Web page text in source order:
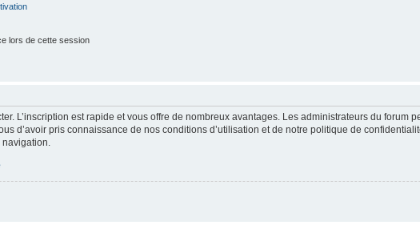
lors de cette session
L’inscription est rapide et vous offre de nombreux avantages. Les administrateurs du forum
d’avoir pris connaissance de nos conditions d’utilisation et de notre politique de
navigation.